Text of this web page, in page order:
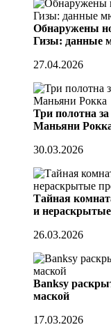
Обнаружены
Гизы: данные
27.04.2026
Три полотна
Маньяни
30.03.2026
Тайная
и нераскрытые
26.03.2026
Banksy
маской
17.03.2026